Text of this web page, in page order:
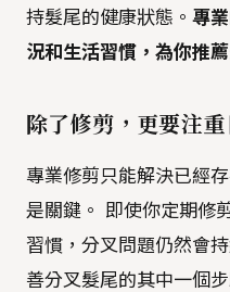
持髮尾的健康狀態。 專
況和生活習慣，為你推
除了修剪，更要注
專業修剪只能解決已經
是關鍵。 即使你定期修
習慣，分叉問題仍然會
善分叉髮尾的其中一個